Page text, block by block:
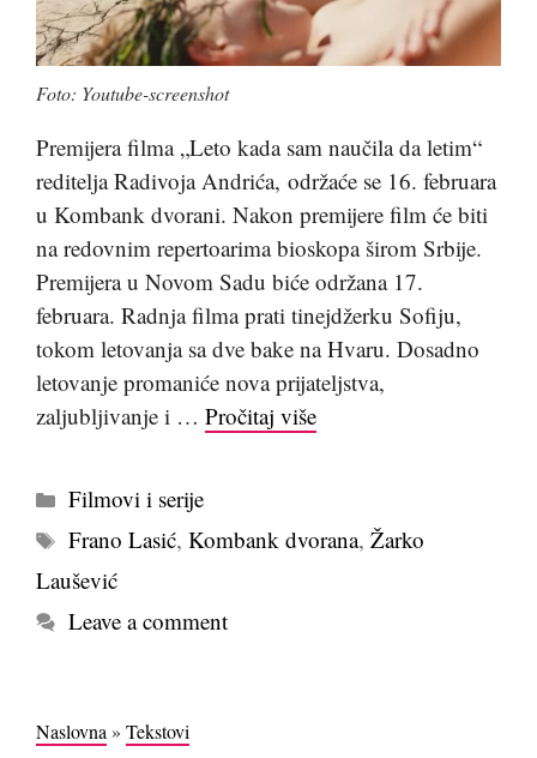
Foto: Youtube-screenshot
Premijera filma „Leto kada sam naučila da letim“
reditelja Radivoja Andrića, održaće se 16. februara
u Kombank dvorani. Nakon premijere film će biti
na redovnim repertoarima bioskopa širom Srbije.
Premijera u Novom Sadu biće održana 17.
februara. Radnja filma prati tinejdžerku Sofiju,
tokom letovanja sa dve bake na Hvaru. Dosadno
letovanje promaniće nova prijateljstva,
zaljubljivanje i … Pročitaj više
Kategorije
Filmovi i serije
Tags
Frano Lasić,Kombank dvorana,Žarko
Laušević
Leave a comment
Naslovna » Tekstovi